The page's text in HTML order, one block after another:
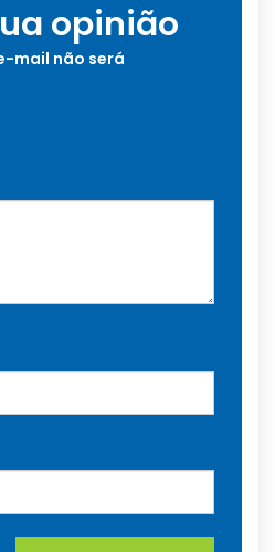
opinião
mail não será